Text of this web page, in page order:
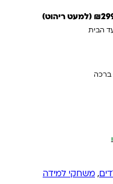
הבית
ברכה
, משחקי למידה